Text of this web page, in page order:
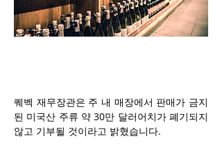
퀘벡 재무장관은 주 내 매장에서 판매가 금지
된 미국산 주류 약 30만 달러어치가 폐기되지
않고 기부될 것이라고 밝혔습니다.